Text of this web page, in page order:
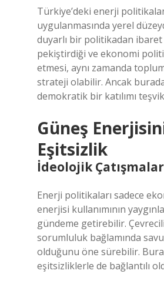
Türkiye’deki enerji
uygulanmasında yerel
duyarlı bir politikadan
pekiştirdiği ve ekonomi
etmesi, aynı zamanda
strateji olabilir. Ancak
demokratik bir katılımı
Güneş
Eşitsizlik
İdeolojik
Enerji politikaları sadece
enerjisi kullanımının
gündeme getirebilir.
sorumluluk bağlamında
olduğunu öne sürebilir.
eşitsizliklerle de bağlantılı